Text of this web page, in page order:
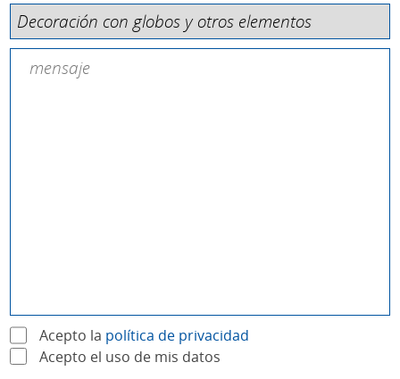
Acepto la política de privacidad
Acepto el uso de mis datos